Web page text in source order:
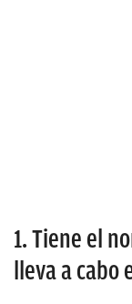
1. Tiene el
lleva a